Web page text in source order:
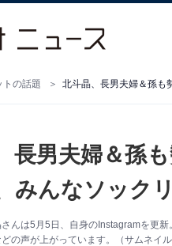
トの話題
長男夫婦＆孫
みんなソック
んは5月5日、自身のInstagramを更
の声が上がっています。（サムネイ